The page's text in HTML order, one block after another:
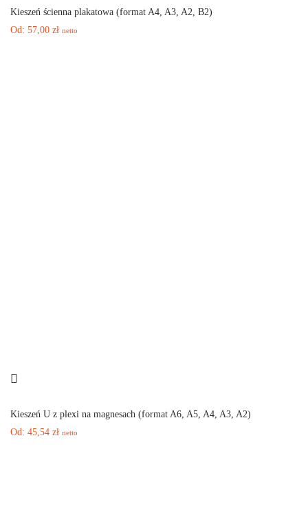
Kieszeń ścienna plakatowa (format A4, A3, A2, B2)
Od: 57,00 zł netto
Kieszeń U z plexi na magnesach (format A6, A5, A4, A3, A2)
Od: 45,54 zł netto